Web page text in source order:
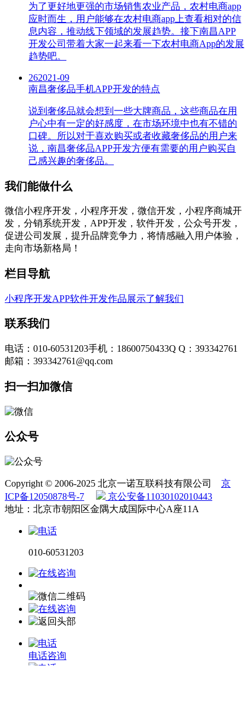
为了更好地更强的市场销售农业产品，农村电商app
应时而生，用户能够在农村电商app上查看相对的信
息内容，推动线下领域的发展趋势。接下南昌APP
开发公司带着大家一起来看一下农村电商App的发展
趋势吧。
262021-09
南昌奢侈品手机APP开发的特点
说到奢侈品就会想到一些大牌商品，这些商品在用
户心中有一定的好感度，在市场环境中也有不错的
口碑。所以对于喜欢购买或者收藏奢侈品的用户来
说，南昌奢侈品APP开发方便有需要的用户购买自
己感兴趣的奢侈品。
我们能做什么
微信小程序开发，小程序开发，微信开发，小程序商城开
发，分销系统开发，APP开发，软件开发，公众号开发，
促进公司发展，提升品牌竞争力，将情感融入用户体验，
走向市场新格局！
栏目导航
小程序开发APP软件开发作品展示了解我们
联系我们
电话：010-60531203手机：18600750433Q Q：393342761
邮箱：393342761@qq.com
扫一扫加微信
公众号
Copyright © 2006-2025 北京一诺互联科技有限公司 京
ICP备12050878号-7
京公安备11030102010443
地址：北京市朝阳区金隅大成国际中心A座11A
010-60531203
电话咨询